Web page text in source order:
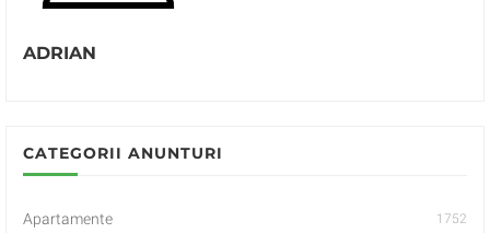
ADRIAN
CATEGORII ANUNTURI
Apartamente 1752